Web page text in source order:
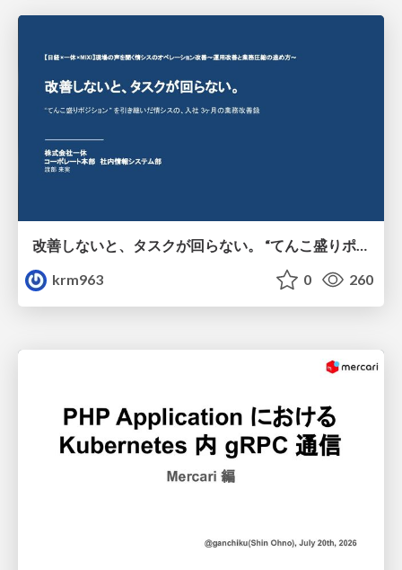
改善しないと、タスクが回らない。 “てんこ盛りポジション” を引き継いだ情シスの、入社3ヶ月の業務改善録
krm963
0 260